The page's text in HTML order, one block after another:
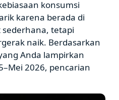
konsumsi
karena berada di
tetapi
naik. Berdasarkan
Anda lampirkan
2026, pencarian